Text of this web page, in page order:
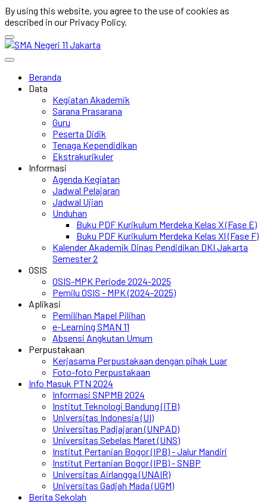
By using this website, you agree to the use of cookies as
described in our Privacy Policy.
Beranda
Data
Kegiatan Akademik
Sarana Prasarana
Guru
Peserta Didik
Tenaga Kependidikan
Ekstrakurikuler
Informasi
Agenda Kegiatan
Jadwal Pelajaran
Jadwal Ujian
Unduhan
Buku PDF Kurikulum Merdeka Kelas X (Fase E)
Buku PDF Kurikulum Merdeka Kelas XI (Fase F)
Kalender Akademik Dinas Pendidikan DKI Jakarta
Semester 2
OSIS
OSIS-MPK Periode 2024-2025
Pemilu OSIS - MPK (2024-2025)
Aplikasi
Pemilihan Mapel Pilihan
e-Learning SMAN 11
Absensi Angkutan Umum
Perpustakaan
Kerjasama Perpustakaan dengan pihak Luar
Foto-foto Perpustakaan
Info Masuk PTN 2024
Informasi SNPMB 2024
Institut Teknologi Bandung (ITB)
Universitas Indonesia (UI)
Universitas Padjajaran (UNPAD)
Universitas Sebelas Maret (UNS)
Institut Pertanian Bogor (IPB) - Jalur Mandiri
Institut Pertanian Bogor (IPB) - SNBP
Universitas Airlangga (UNAIR)
Universitas Gadjah Mada (UGM)
Berita Sekolah